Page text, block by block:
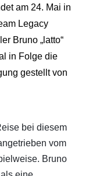
am 24. Mai in
Legacy
Bruno „latto“
in Folge die
gestellt von
bei diesem
vom
Bruno